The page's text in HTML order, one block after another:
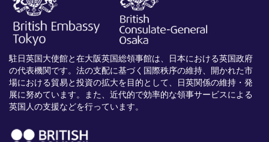
駐日英国大使館と在大阪英国総領事館は、日本における英国政府
の代表機関です。法の支配に基づく国際秩序の維持、開かれた市
場における貿易と投資の拡大を目的として、日英関係の維持・発
展に努めています。また、近代的で効率的な領事サービスによる
英国人の支援などを行っています。